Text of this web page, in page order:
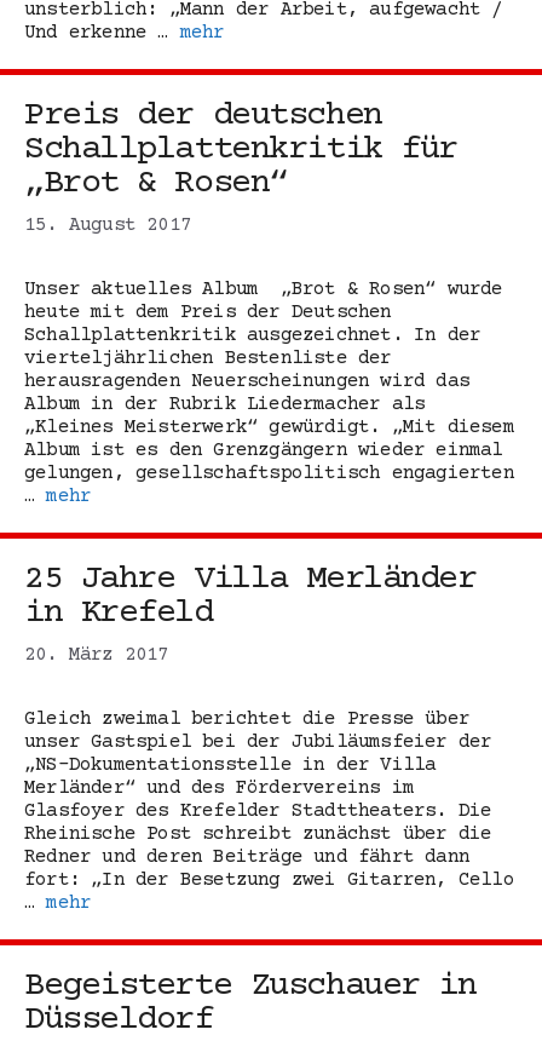
unsterblich: „Mann der Arbeit, aufgewacht /
Und erkenne …mehr
Preis der deutschen
Schallplattenkritik für
„Brot & Rosen“
15. August 2017
Unser aktuelles Album „Brot & Rosen“ wurde
heute mit dem Preis der Deutschen
Schallplattenkritik ausgezeichnet. In der
vierteljährlichen Bestenliste der
herausragenden Neuerscheinungen wird das
Album in der Rubrik Liedermacher als
„Kleines Meisterwerk“ gewürdigt. „Mit diesem
Album ist es den Grenzgängern wieder einmal
gelungen, gesellschaftspolitisch engagierten
…mehr
25 Jahre Villa Merländer
in Krefeld
20. März 2017
Gleich zweimal berichtet die Presse über
unser Gastspiel bei der Jubiläumsfeier der
„NS-Dokumentationsstelle in der Villa
Merländer“ und des Fördervereins im
Glasfoyer des Krefelder Stadttheaters. Die
Rheinische Post schreibt zunächst über die
Redner und deren Beiträge und fährt dann
fort: „In der Besetzung zwei Gitarren, Cello
…mehr
Begeisterte Zuschauer in
Düsseldorf